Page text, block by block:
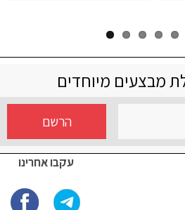
מבצעים מיוחדים
הרשם
עקבו אחרינו